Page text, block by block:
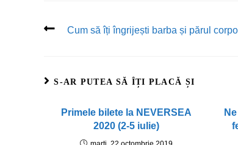
Cum să îți îngrijești barba și părul
S-AR PUTEA SĂ ÎȚI PLACĂ ȘI
Primele bilete la NEVERSEA
2020 (2-5 iulie)